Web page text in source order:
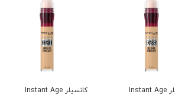
کانسیلر Instant Age
کانسیلر Instant Age